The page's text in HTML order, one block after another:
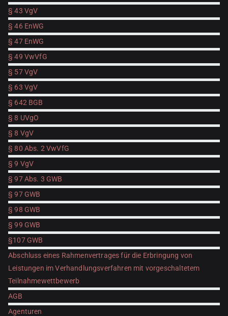
§ 43 VgV
§ 46 EnWG
§ 47 EnWG
§ 49 VwVfG
§ 57 VgV
§ 63 VgV
§ 642 BGB
§ 8 UVgO
§ 8 VgV
§ 80 Abs. 2 VwVfG
§ 9 VgV
§ 97 Abs. 3 GWB
§ 97 GWB
§ 98 GWB
§ 99 GWB
§107 GWB
Abschluss eines Rahmenvertrages für die Erbringung von
Leistungen im Verhandlungsverfahren mit vorgeschaltetem
Teilnahmewettbewerb
AGB
Agenturen